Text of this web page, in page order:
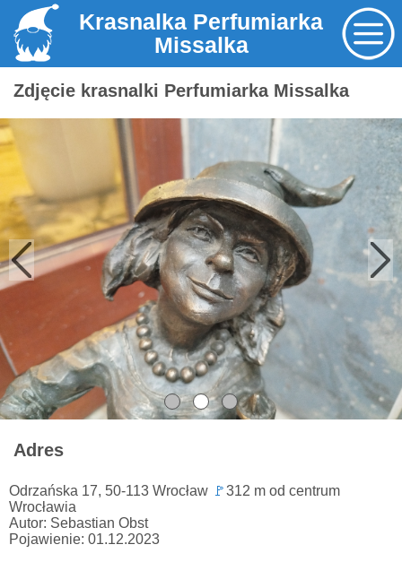
Krasnalka Perfumiarka
Missalka
Zdjęcie krasnalki Perfumiarka Missalka
Adres
Odrzańska 17, 50-113 Wrocław 🚩312 m od centrum
Wrocławia
Autor: Sebastian Obst
Pojawienie: 01.12.2023